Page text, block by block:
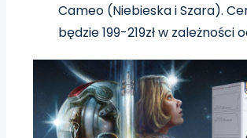
Cameo (Niebieska i Szara).
będzie 199-219zł w zależności